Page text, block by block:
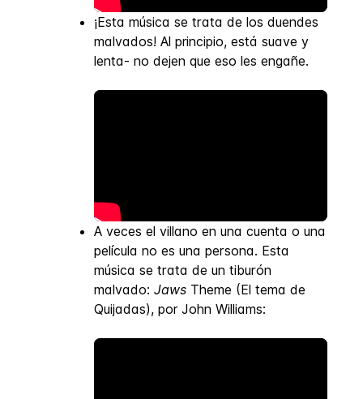
¡Esta música se trata de los duendes
malvados! Al principio, está suave y
lenta- no dejen que eso les engañe.
A veces el villano en una cuenta o una
película no es una persona. Esta
música se trata de un tiburón
malvado: Jaws Theme (El tema de
Quijadas), por John Williams: